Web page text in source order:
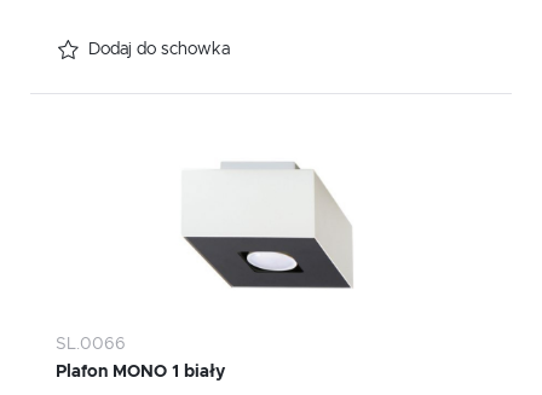
Dodaj do schowka
SL.0066
Plafon MONO 1 biały